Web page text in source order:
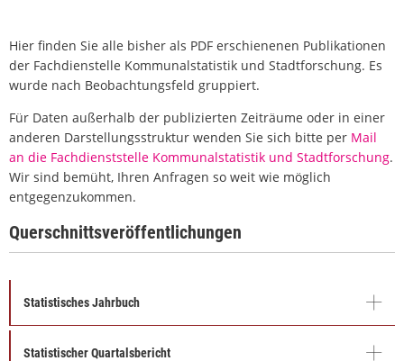
Hier finden Sie alle bisher als PDF erschienenen Publikationen
der Fachdienstelle Kommunalstatistik und Stadtforschung. Es
wurde nach Beobachtungsfeld gruppiert.
Für Daten außerhalb der publizierten Zeiträume oder in einer
anderen Darstellungsstruktur wenden Sie sich bitte per Mail
an die Fachdienststelle Kommunalstatistik und Stadtforschung.
Wir sind bemüht, Ihren Anfragen so weit wie möglich
entgegenzukommen.
Querschnittsveröffentlichungen
Statistisches Jahrbuch
Statistischer Quartalsbericht